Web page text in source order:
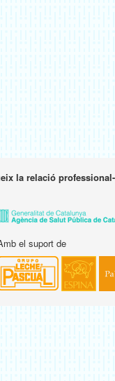
la relació
el suport de